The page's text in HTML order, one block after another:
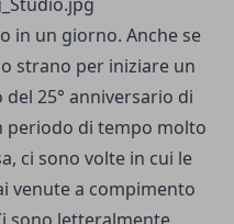
in un giorno. Anche se
strano per iniziare un
25° anniversario di
periodo di tempo molto
ci sono volte in cui le
venute a compimento